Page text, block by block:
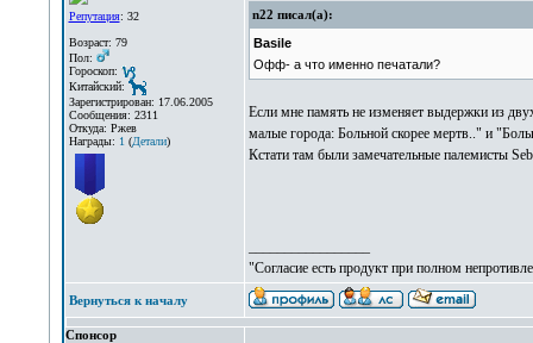
Репутация: 32
Возраст: 79
Пол:
Гороскоп:
Китайский:
Зарегистрирован: 17.06.2005
Сообщения: 2311
Откуда: Ржев
Награды: 1(Детали)
n22 писал(а):
Basile
Офф- а что именно печатали?
Если мне память не изменяет выдержки из
малые города: Больной скорее мертв.." и
Кстати там были замечательные палемисты
"Согласие есть продукт при полном
Вернуться к началу
Спонсор